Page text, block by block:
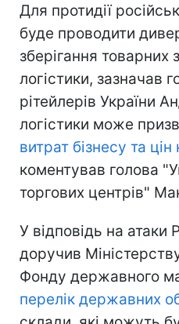
Для протидії
буде проводити
зберігання товарних
логістики, зазначав
рітейлерів України
логістики може
витрат бізнесу та
коментував голова
торгових центрів"
У відповідь на
доручив
Фонду державного
перелік державних